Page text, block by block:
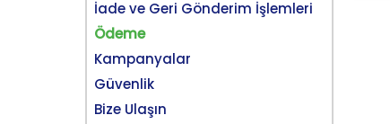
İade ve Geri Gönderim İşlemleri
Ödeme
Kampanyalar
Güvenlik
Bize Ulaşın